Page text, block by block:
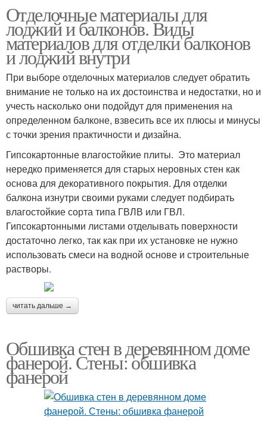
Отделочные материалы для
лоджий и балконов. Виды
материалов для отделки балконов
и лоджий внутри
При выборе отделочных материалов следует обратить
внимание не только на их достоинства и недостатки, но и
учесть насколько они подойдут для применения на
определенном балконе, взвесить все их плюсы и минусы
с точки зрения практичности и дизайна.
Гипсокартонные влагостойкие плиты. Это материал
нередко применяется для старых неровных стен как
основа для декоративного покрытия. Для отделки
балкона изнутри своими руками следует подбирать
влагостойкие сорта типа ГВЛВ или ГВЛ.
Гипсокартонными листами отделывать поверхности
достаточно легко, так как при их установке не нужно
использовать смеси на водной основе и строительные
растворы.
читать дальше →
Обшивка стен в деревянном доме
фанерой. Стены: обшивка
фанерой